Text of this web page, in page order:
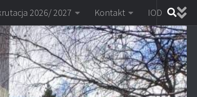
2026/ 2027 Kontakt IOD